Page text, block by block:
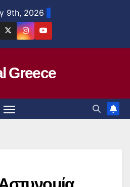
9th, 2026
Greece